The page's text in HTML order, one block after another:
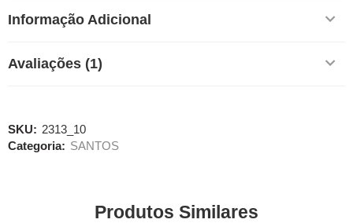
Informação Adicional
Avaliações (1)
SKU: 2313_10
Categoria: SANTOS
Produtos Similares